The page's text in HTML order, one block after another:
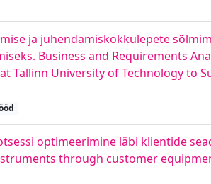
ja juhendamiskokkulepete
Business and Requirements
Tallinn University of Technology to
optimeerimine läbi klientide
through customer